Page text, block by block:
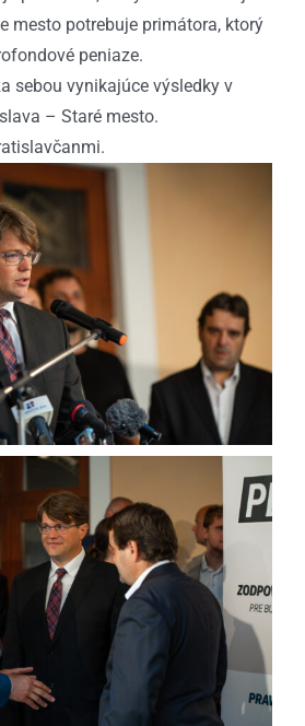
mesto potrebuje primátora, ktorý
peniaze.
sebou vynikajúce výsledky v
– Staré mesto.